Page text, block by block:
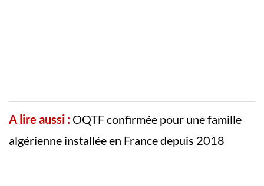
A lire aussi : OQTF confirmée pour une famille
algérienne installée en France depuis 2018